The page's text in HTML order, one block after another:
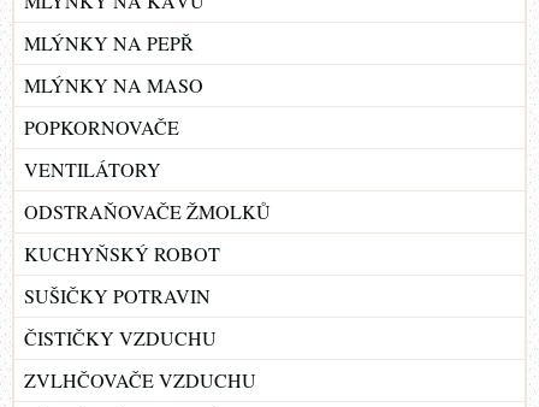
MLÝNKY NA PEPŘ
MLÝNKY NA MASO
POPKORNOVAČE
VENTILÁTORY
ODSTRAŇOVAČE ŽMOLKŮ
KUCHYŇSKÝ ROBOT
SUŠIČKY POTRAVIN
ČISTIČKY VZDUCHU
ZVLHČOVAČE VZDUCHU